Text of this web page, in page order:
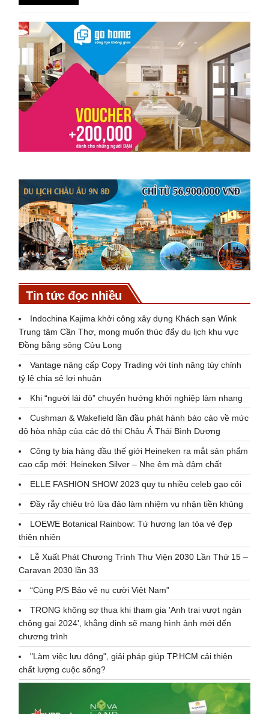
Tin tức đọc nhiều
Indochina Kajima khởi công xây dựng Khách sạn Wink
Trung tâm Cần Thơ, mong muốn thúc đẩy du lịch khu vực
Đồng bằng sông Cửu Long
Vantage nâng cấp Copy Trading với tính năng tùy chỉnh
tỷ lệ chia sẻ lợi nhuận
Khi “người lái đò” chuyển hướng khởi nghiệp làm nhang
Cushman & Wakefield lần đầu phát hành báo cáo về mức
độ hòa nhập của các đô thị Châu Á Thái Bình Dương
Công ty bia hàng đầu thế giới Heineken ra mắt sản phẩm
cao cấp mới: Heineken Silver – Nhẹ êm mà đậm chất
ELLE FASHION SHOW 2023 quy tụ nhiều celeb gạo cội
Đầy rẫy chiêu trò lừa đảo làm nhiệm vụ nhận tiền khủng
LOEWE Botanical Rainbow: Tứ hương lan tỏa vẻ đẹp
thiên nhiên
Lễ Xuất Phát Chương Trình Thư Viện 2030 Lần Thứ 15 –
Caravan 2030 lần 33
“Cùng P/S Bảo vệ nụ cười Việt Nam”
TRONG không sợ thua khi tham gia 'Anh trai vượt ngàn
chông gai 2024', khẳng định sẽ mang hình ảnh mới đến
chương trình
"Làm việc lưu động", giải pháp giúp TP.HCM cải thiện
chất lượng cuộc sống?